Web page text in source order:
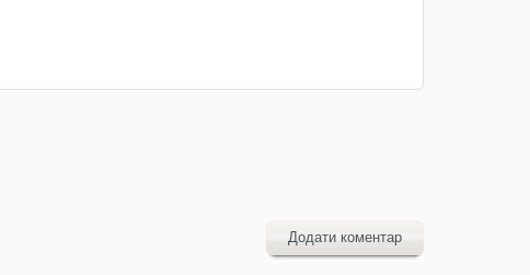
Додати коментар